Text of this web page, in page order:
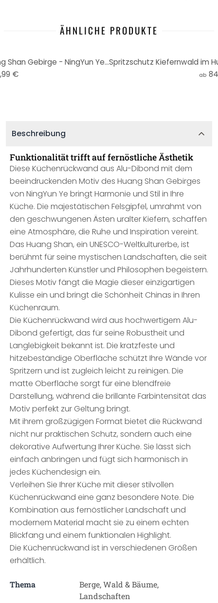
ÄHNLICHE PRODUKTE
Wandbild Kiefernwald im Huang Shan Gebirge - NingYun Ye - Panorama - Alu-Dibond
€
ab
Beschreibung
Funktionalität trifft auf fernöstliche Ästhetik
Diese Küchenrückwand aus Alu-Dibond mit dem
beeindruckenden Motiv des Huang Shan Gebirges
von NingYun Ye bringt Harmonie und Stil in Ihre
Küche. Die majestätischen Felsgipfel, umrahmt von
den geschwungenen Ästen uralter Kiefern, schaffen
eine Atmosphäre, die Ruhe und Inspiration vereint.
Das Huang Shan, ein UNESCO-Weltkulturerbe, ist
berühmt für seine mystischen Landschaften, die seit
Jahrhunderten Künstler und Philosophen begeistern.
Dieses Motiv fängt die Magie dieser einzigartigen
Kulisse ein und bringt die Schönheit Chinas in Ihren
Küchenraum.
Die Küchenrückwand wird aus hochwertigem Alu-
Dibond gefertigt, das für seine Robustheit und
Langlebigkeit bekannt ist. Die kratzfeste und
hitzebeständige Oberfläche schützt Ihre Wände vor
Spritzern und ist zugleich leicht zu reinigen. Die
matte Oberfläche sorgt für eine blendfreie
Darstellung, während die brillante Farbintensität das
Motiv perfekt zur Geltung bringt.
Mit ihrem großzügigen Format bietet die Rückwand
nicht nur praktischen Schutz, sondern auch eine
dekorative Aufwertung Ihrer Küche. Sie lässt sich
einfach anbringen und fügt sich harmonisch in
jedes Küchendesign ein.
Verleihen Sie Ihrer Küche mit dieser stilvollen
Küchenrückwand eine ganz besondere Note. Die
Kombination aus fernöstlicher Landschaft und
modernem Material macht sie zu einem echten
Blickfang und einem funktionalen Highlight.
Die Küchenrückwand ist in verschiedenen Größen
erhältlich.
Thema
Berge, Wald & Bäume,
Landschaften